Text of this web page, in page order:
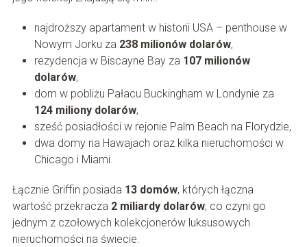
najdroższy apartament w historii USA – penthouse w
Nowym Jorku za 238 milionów dolarów,
rezydencja w Biscayne Bay za 107 milionów
dolarów,
dom w pobliżu Pałacu Buckingham w Londynie za
124 miliony dolarów,
sześć posiadłości w rejonie Palm Beach na Florydzie,
dwa domy na Hawajach oraz kilka nieruchomości w
Chicago i Miami.
Łącznie Griffin posiada 13 domów, których łączna
wartość przekracza 2 miliardy dolarów, co czyni go
jednym z czołowych kolekcjonerów luksusowych
nieruchomości na świecie.